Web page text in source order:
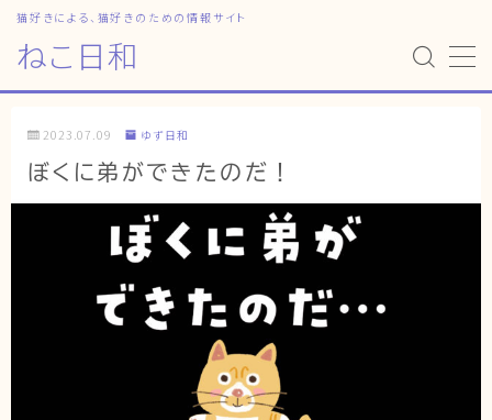
ねこ日和
猫好きによる、猫好きのための情報サイト
MENU
どっちがいい？
猫暮らしの平均
猫のなぜ？
ゆずとシンバの日常
2023.07.09 ゆず日和
ぼくに弟ができたのだ！